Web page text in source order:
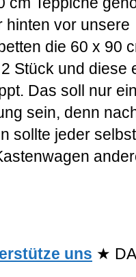
hinten vor unsere
die 60 x 90
Stück und diese
Das soll nur
sein, denn
sollte jeder
uns ★